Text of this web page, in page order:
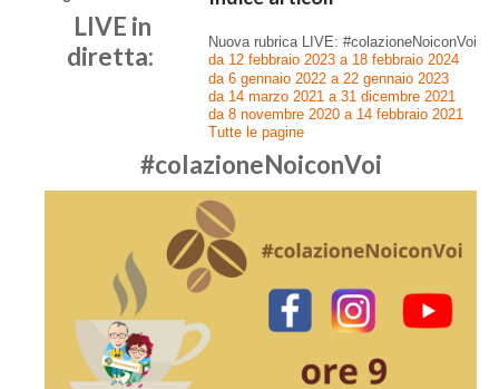
Nuova rubrica LIVE: #colazioneNoiconVoi
da 12 febbraio 2023 a 18 febbraio 2024
da 6 gennaio 2022 a 22 gennaio 2023
da 14 marzo 2021 a 31 dicembre 2021
da 8 novembre 2020 a 14 febbraio 2021
Tutte le pagine
LIVE in
diretta:
#colazioneNoiconVoi